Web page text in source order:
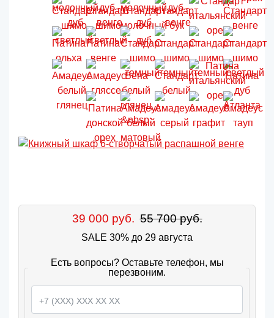
39 000 руб. 55 700 руб.
SALE 30% до 29 августа
Есть вопросы? Оставьте телефон, мы
перезвоним.